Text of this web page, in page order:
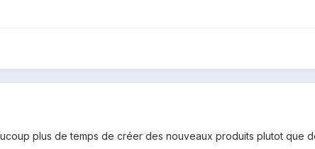
plus de temps de créer des nouveaux produits plutot que